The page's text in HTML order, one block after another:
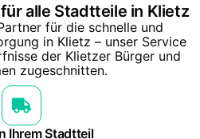
alle Stadtteile in Klietz
für die schnelle und
in Klietz – unser Service
der Klietzer Bürger und
zugeschnitten.
Ihrem Stadtteil